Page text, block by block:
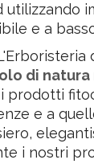
utilizzando
e a
di
prodotti
e a
i nostri